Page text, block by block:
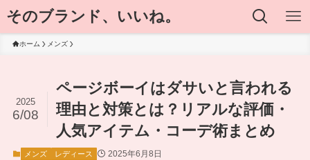
そのブランド、いいね。
ホーム メンズ
ページボーイはダサいと言われる
理由と対策とは？リアルな評価・
人気アイテム・コーデ術まとめ
2025
6/08
メンズ レディース 2025年6月8日